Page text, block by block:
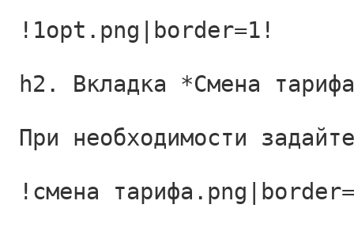
!1opt.png|border=1!
h2. Вкладка *Смена
При необходимости
!смена